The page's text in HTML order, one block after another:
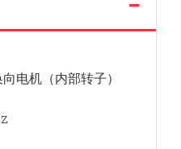
电机（内部转子）